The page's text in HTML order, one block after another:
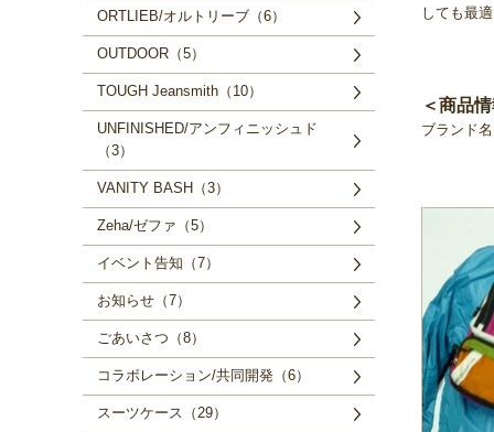
ORTLIEB/オルトリーブ（6）
OUTDOOR（5）
TOUGH Jeansmith（10）
UNFINISHED/アンフィニッシュド
（3）
VANITY BASH（3）
Zeha/ゼファ（5）
イベント告知（7）
お知らせ（7）
ごあいさつ（8）
コラボレーション/共同開発（6）
スーツケース（29）
しても最
＜商品
ブランド